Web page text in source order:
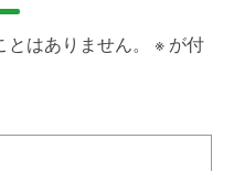
はありません。 ※ が付